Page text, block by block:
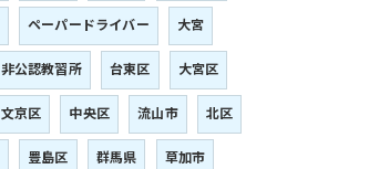
ペーパードライバー 大宮
非公認教習所 台東区 大宮区
文京区 中央区 流山市 北区
豊島区 群馬県 草加市